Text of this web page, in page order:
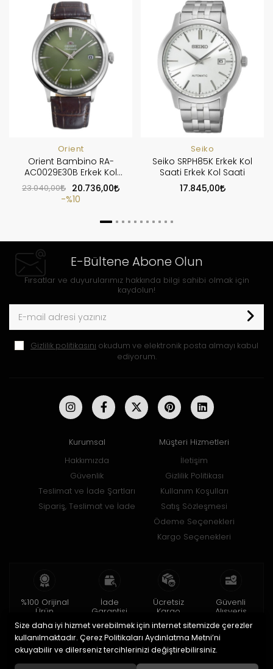
Orient
Orient Bambino RA-
AC0029E30B Erkek Kol
Saati
23.040,00
20.736,00
%10
Seiko
Seiko SRPH85K Erkek Kol
Saati Erkek Kol Saati
17.845,00
E-Bültene Abone Olun
Fırsatlar ve duyurularımız hakkında bilgi sahibi olmak için
kaydolun!
Gizlilik politikasını okudum ve elektronik posta almayı kabul
ediyorum.
Kurumsal
Hakkımızda
Güvenlik
Teslimat ve İade Şartları
Sipariş, Teslimat ve İade
Müşteri Hizmetleri
İletişim
Gizlilik Politikası
Kullanım Koşulları
Satış Sözleşmesi
Ödeme Seçenekleri
Kargo Seçenekleri
%100 Orijinal
Ürün
2 yıl garanti
İade
Garantisi
15 gün içinde
iade
Ücretsiz
Kargo
150 TL ve üzeri
Güvenli
Alışveriş
256bit SSL ile
Size daha iyi hizmet verebilmek için internet sitemizde çerezler
kullanılmaktadır. Çerez Politikaları Aydınlatma Metni’ni
okuyabilir ve dilerseniz tercihlerinizi değiştirebilirsiniz.